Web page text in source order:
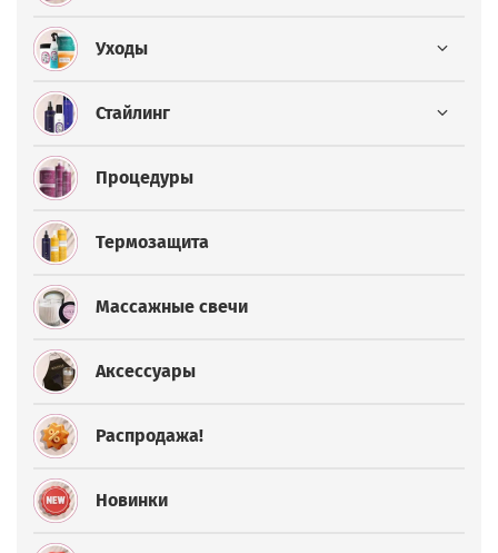
Уходы
Стайлинг
Процедуры
Термозащита
Массажные свечи
Аксессуары
Распродажа!
Новинки